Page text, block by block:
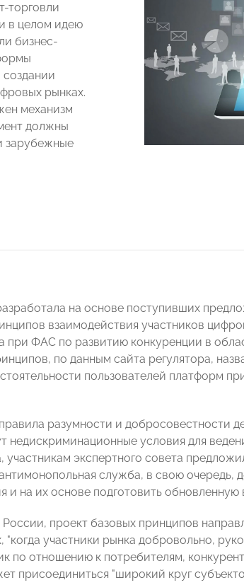
торговли
в целом идею
бизнес-
рынках.
механизм
должны
зарубежные
на основе поступивших
взаимодействия участников
при ФАС по развитию конкуренции в
по данным сайта регулятора,
пользователей платформ
разумности и добросовестности
недискриминационные условия для
участникам экспертного совета
служба, в свою очередь,
на их основе подготовить обновленную
проект базовых принципов
участники рынка добровольно,
по отношению к потребителям,
присоединиться "широкий круг